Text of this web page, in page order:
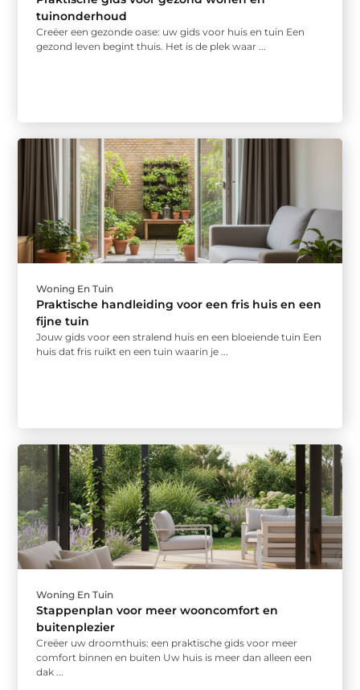
tuinonderhoud
Creëer een gezonde oase: uw gids voor huis en tuin Een
gezond leven begint thuis. Het is de plek waar ...
Woning En Tuin
Praktische handleiding voor een fris huis en een
fijne tuin
Jouw gids voor een stralend huis en een bloeiende tuin Een
huis dat fris ruikt en een tuin waarin je ...
Woning En Tuin
Stappenplan voor meer wooncomfort en
buitenplezier
Creëer uw droomthuis: een praktische gids voor meer
comfort binnen en buiten Uw huis is meer dan alleen een
dak ...